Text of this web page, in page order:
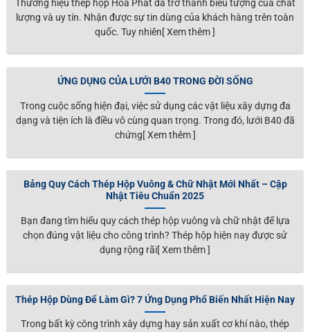
Thương hiệu thép hộp Hòa Phát đã trở thành biểu tượng của chất
lượng và uy tín. Nhận được sự tin dùng của khách hàng trên toàn
quốc. Tuy nhiên[ Xem thêm ]
ỨNG DỤNG CỦA LƯỚI B40 TRONG ĐỜI SỐNG
Trong cuộc sống hiện đại, việc sử dụng các vật liệu xây dựng đa
dạng và tiện ích là điều vô cùng quan trọng. Trong đó, lưới B40 đã
chứng[ Xem thêm ]
Bảng Quy Cách Thép Hộp Vuông & Chữ Nhật Mới Nhất – Cập
Nhật Tiêu Chuẩn 2025
Bạn đang tìm hiểu quy cách thép hộp vuông và chữ nhật để lựa
chọn đúng vật liệu cho công trình? Thép hộp hiện nay được sử
dụng rộng rãi[ Xem thêm ]
Thép Hộp Dùng Để Làm Gì? 7 Ứng Dụng Phổ Biến Nhất Hiện Nay
Trong bất kỳ công trình xây dựng hay sản xuất cơ khí nào, thép